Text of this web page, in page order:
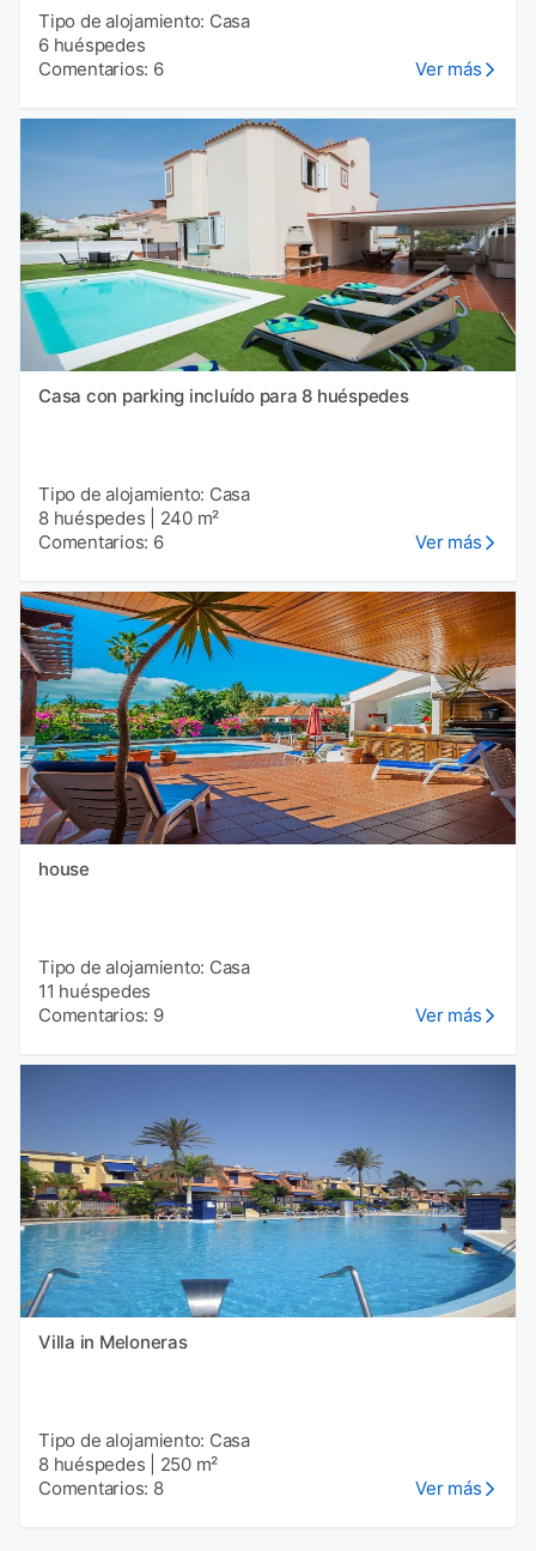
Tipo de alojamiento: Casa
6 huéspedes
Comentarios: 6
Ver más
Casa con parking incluído para 8 huéspedes
Tipo de alojamiento: Casa
8 huéspedes
240 m²
Comentarios: 6
Ver más
house
Tipo de alojamiento: Casa
11 huéspedes
Comentarios: 9
Ver más
Villa in Meloneras
Tipo de alojamiento: Casa
8 huéspedes
250 m²
Comentarios: 8
Ver más